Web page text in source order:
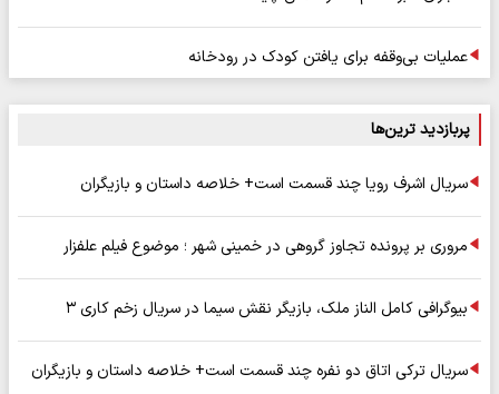
عملیات بی‌وقفه برای یافتن کودک در رودخانه
پربازدید ترین‌ها
سریال اشرف رویا چند قسمت است+ خلاصه داستان و بازیگران
مروری بر پرونده تجاوز گروهی در خمینی شهر ؛ موضوع فیلم علفزار
بیوگرافی کامل الناز ملک، بازیگر نقش سیما در سریال زخم کاری ۳
سریال ترکی اتاق دو نفره چند قسمت است+ خلاصه داستان و بازیگران